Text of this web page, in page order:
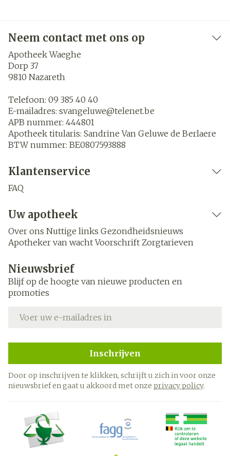
Neem contact met ons op
Apotheek Waeghe
Dorp 37
9810 Nazareth
Telefoon: 09 385 40 40
E-mailadres: svangeluwe@telenet.be
APB nummer: 444801
Apotheek titularis: Sandrine Van Geluwe de Berlaere
BTW nummer: BE0807593888
Klantenservice
FAQ
Uw apotheek
Over ons Nuttige links Gezondheidsnieuws
Apotheker van wacht Voorschrift Zorgtarieven
Nieuwsbrief
Blijf op de hoogte van nieuwe producten en
promoties
Inschrijven
Door op inschrijven te klikken, schrijft u zich in voor onze
nieuwsbrief en gaat u akkoord met onze privacy policy.